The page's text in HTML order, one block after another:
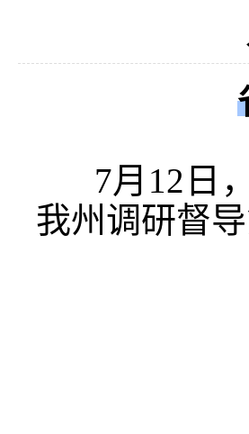
7月12日，
我州调研督